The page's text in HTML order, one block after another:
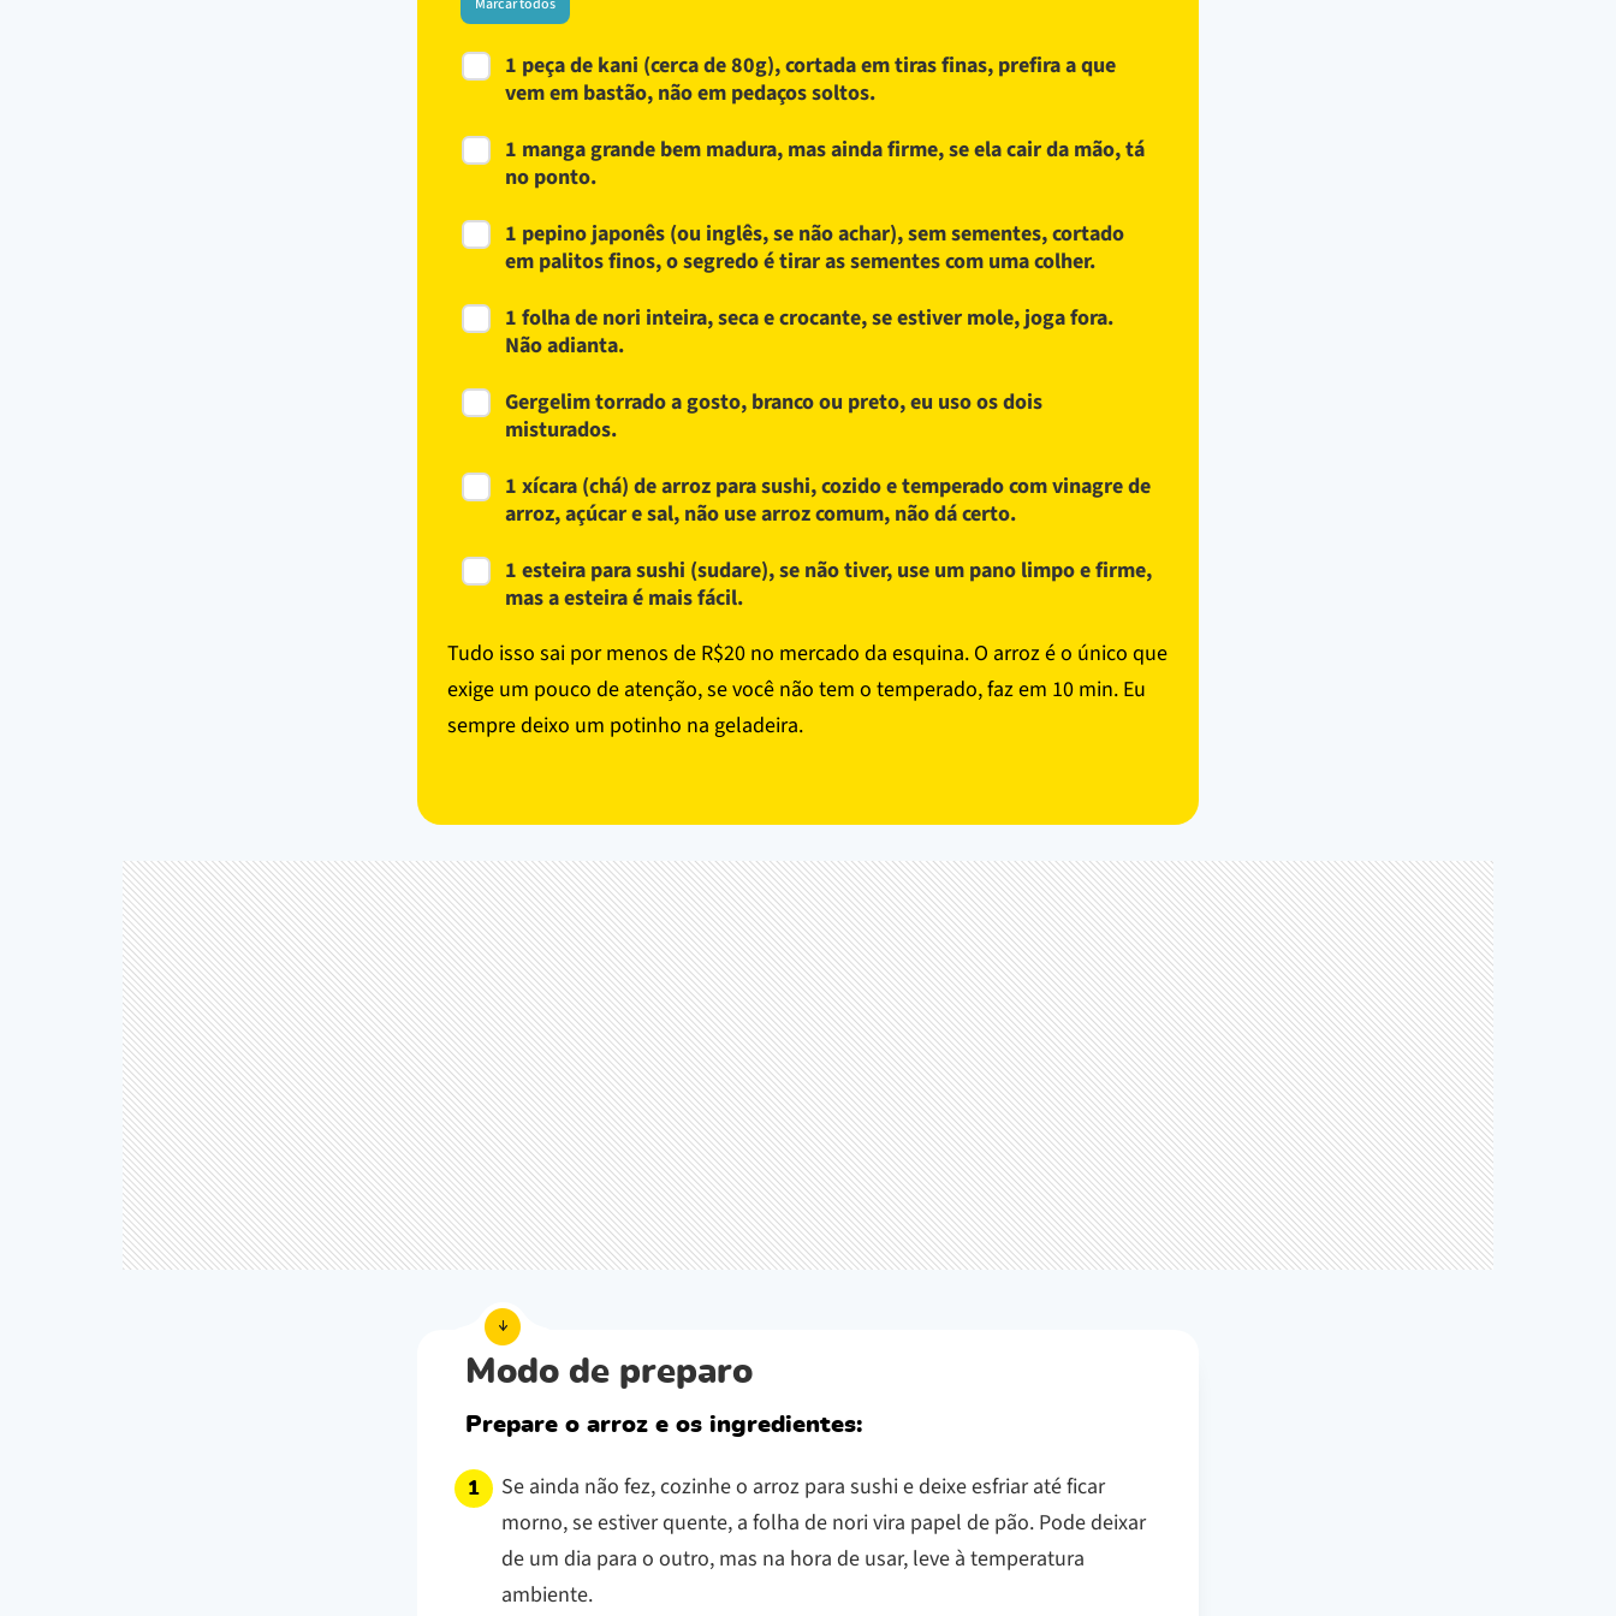
Marcar todos
1 peça de kani (cerca de 80g), cortada em tiras finas, prefira a que
vem em bastão, não em pedaços soltos.
1 manga grande bem madura, mas ainda firme, se ela cair da mão, tá
no ponto.
1 pepino japonês (ou inglês, se não achar), sem sementes, cortado
em palitos finos, o segredo é tirar as sementes com uma colher.
1 folha de nori inteira, seca e crocante, se estiver mole, joga fora.
Não adianta.
Gergelim torrado a gosto, branco ou preto, eu uso os dois
misturados.
1 xícara (chá) de arroz para sushi, cozido e temperado com vinagre de
arroz, açúcar e sal, não use arroz comum, não dá certo.
1 esteira para sushi (sudare), se não tiver, use um pano limpo e firme,
mas a esteira é mais fácil.
Tudo isso sai por menos de R$20 no mercado da esquina. O arroz é o único que
exige um pouco de atenção, se você não tem o temperado, faz em 10 min. Eu
sempre deixo um potinho na geladeira.
Modo de preparo
Prepare o arroz e os ingredientes:
Se ainda não fez, cozinhe o arroz para sushi e deixe esfriar até ficar
morno, se estiver quente, a folha de nori vira papel de pão. Pode deixar
de um dia para o outro, mas na hora de usar, leve à temperatura
ambiente.